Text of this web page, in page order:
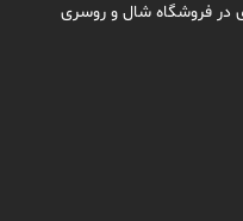
فروشگاه شال و روسری